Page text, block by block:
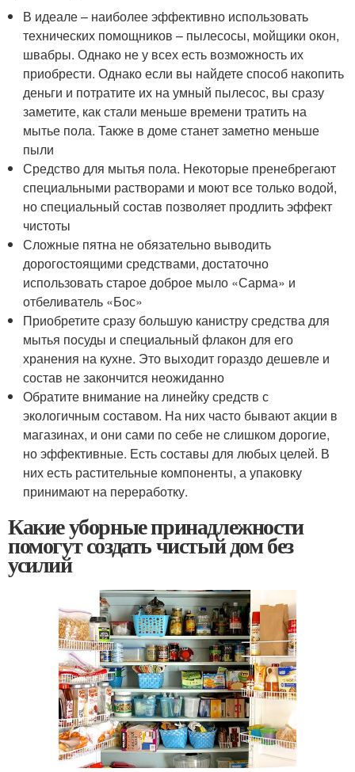
В идеале – наиболее эффективно использовать
технических помощников – пылесосы, мойщики окон,
швабры. Однако не у всех есть возможность их
приобрести. Однако если вы найдете способ накопить
деньги и потратите их на умный пылесос, вы сразу
заметите, как стали меньше времени тратить на
мытье пола. Также в доме станет заметно меньше
пыли
Средство для мытья пола. Некоторые пренебрегают
специальными растворами и моют все только водой,
но специальный состав позволяет продлить эффект
чистоты
Сложные пятна не обязательно выводить
дорогостоящими средствами, достаточно
использовать старое доброе мыло «Сарма» и
отбеливатель «Бос»
Приобретите сразу большую канистру средства для
мытья посуды и специальный флакон для его
хранения на кухне. Это выходит гораздо дешевле и
состав не закончится неожиданно
Обратите внимание на линейку средств с
экологичным составом. На них часто бывают акции в
магазинах, и они сами по себе не слишком дорогие,
но эффективные. Есть составы для любых целей. В
них есть растительные компоненты, а упаковку
принимают на переработку.
Какие уборные принадлежности
помогут создать чистый дом без
усилий